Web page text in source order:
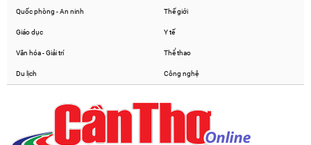
Quốc phòng - An ninh Thế giới
Giáo dục Y tế
Văn hóa - Giải trí Thể thao
Du lịch Công nghệ